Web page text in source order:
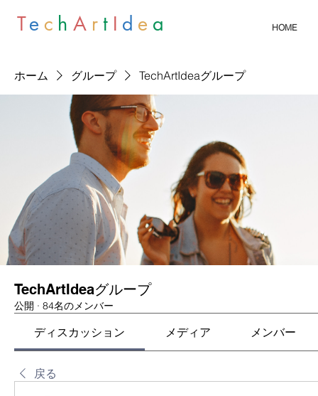
Te c hA r t I d e a HOME
ホーム グループ TechArtIdeaグループ
TechArtIdeaグループ
公開 · 84名のメンバー
ディスカッション メディア メンバー
戻る